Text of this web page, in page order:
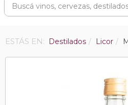
ESTÁS EN: Destilados Licor